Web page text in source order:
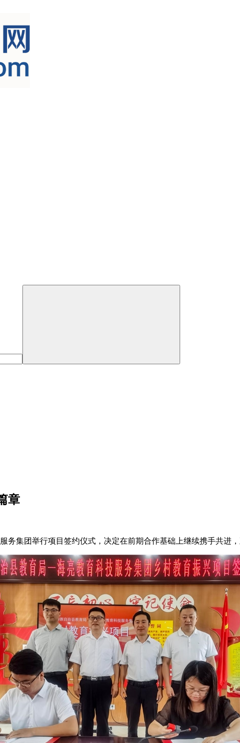
章
务集团举行项目签约仪式，决定在前期合作基础上继续携手共进